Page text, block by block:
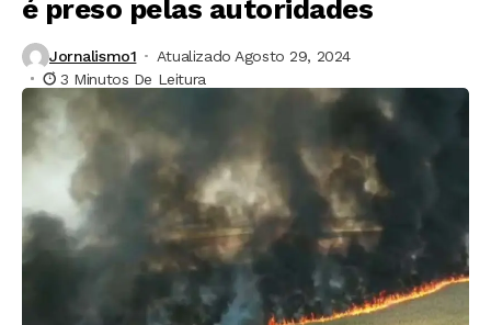
é preso pelas autoridades
Jornalismo1
Atualizado Agosto 29, 2024
3 Minutos De Leitura